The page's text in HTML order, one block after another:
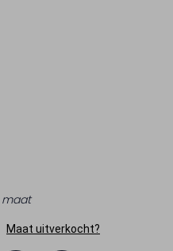
maat
Maat uitverkocht?